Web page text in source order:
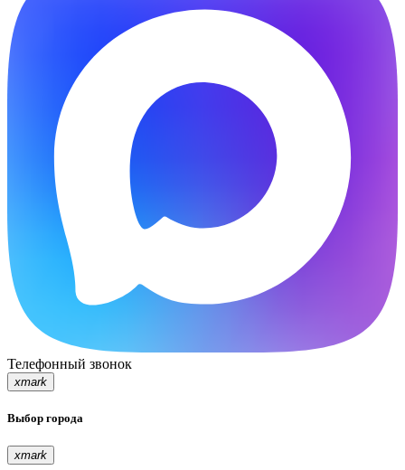
Телефонный звонок
xmark
Выбор города
xmark